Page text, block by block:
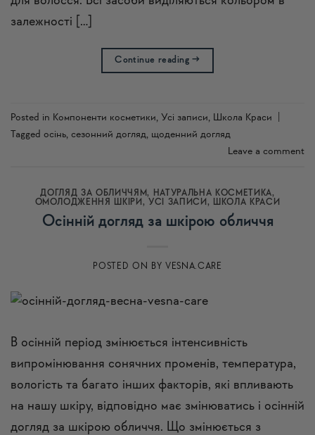
залежності […]
Continue reading→
Posted in Компоненти косметики, Усi записи, Школа Краси
Tagged осінь, сезонний догляд, щоденний догляд
Leave a comment
ДОГЛЯД ЗА ОБЛИЧЧЯМ , НАТУРАЛЬНА КОСМЕТИКА,
ОМОЛОДЖЕННЯ ШКІРИ , УСI ЗАПИСИ , ШКОЛА КРАСИ
Осінній догляд за шкірою обличчя
POSTED ON BY VESNA.CARE
В осінній період змінюється інтенсивність
випромінювання сонячних променів, температура,
вологість та багато інших факторів, які впливають
на нашу шкіру, відповідно має змінюватись і осінній
догляд за шкірою обличчя. Що змінюється з